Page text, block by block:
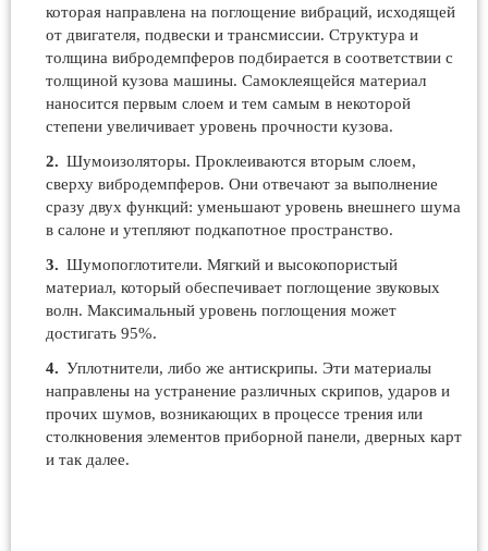
которая направлена на поглощение вибраций, исходящей
от двигателя, подвески и трансмиссии. Структура и
толщина вибродемпферов подбирается в соответствии с
толщиной кузова машины. Самоклеящейся материал
наносится первым слоем и тем самым в некоторой
степени увеличивает уровень прочности кузова.
Шумоизоляторы. Проклеиваются вторым слоем,
сверху вибродемпферов. Они отвечают за выполнение
сразу двух функций: уменьшают уровень внешнего шума
в салоне и утепляют подкапотное пространство.
Шумопоглотители. Мягкий и высокопористый
материал, который обеспечивает поглощение звуковых
волн. Максимальный уровень поглощения может
достигать 95%.
Уплотнители, либо же антискрипы. Эти материалы
направлены на устранение различных скрипов, ударов и
прочих шумов, возникающих в процессе трения или
столкновения элементов приборной панели, дверных карт
и так далее.